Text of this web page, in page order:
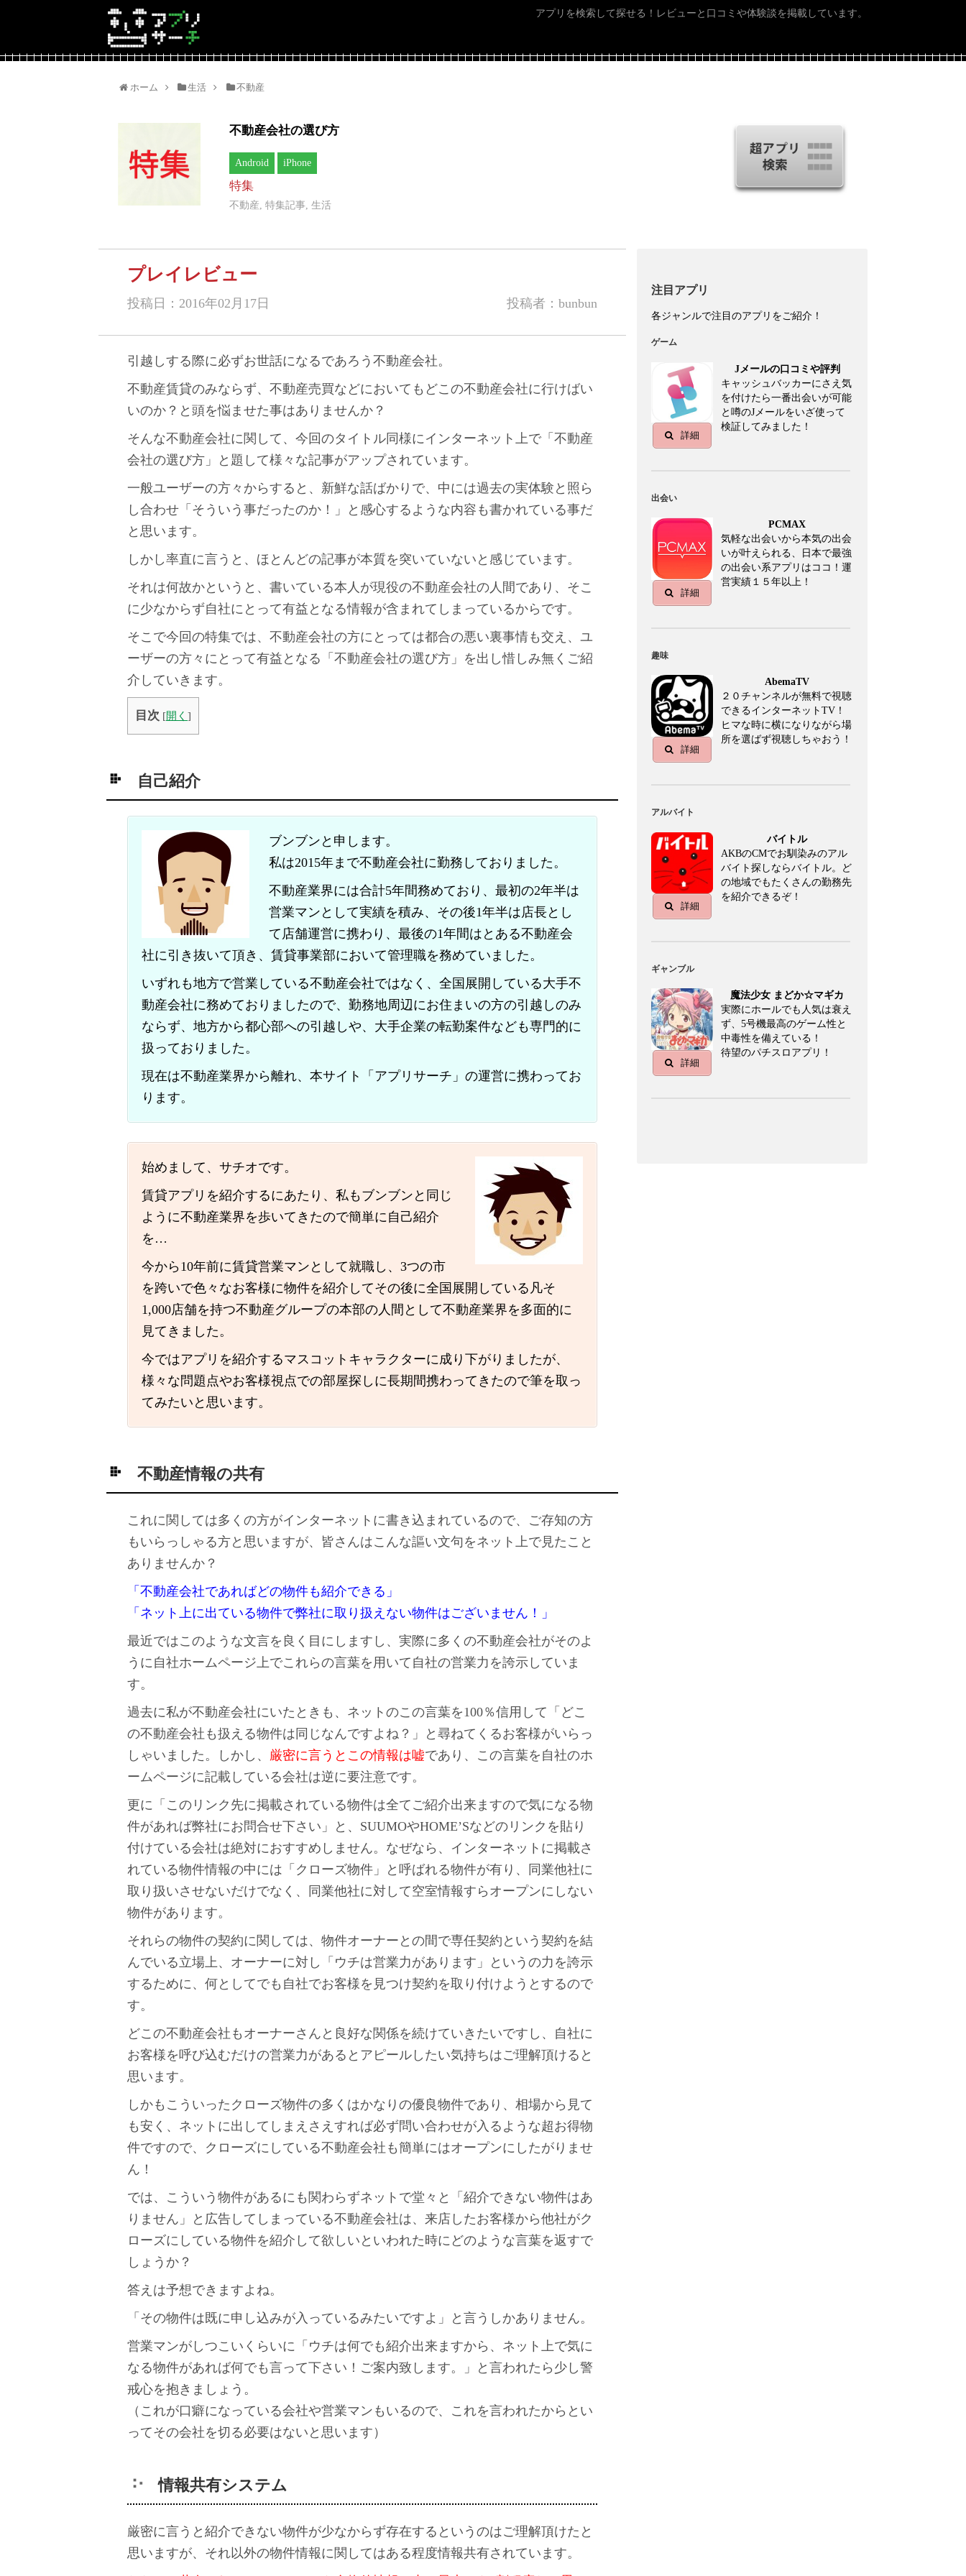
アプリを検索して探せる！レビューと口コミや体験談を掲載しています。
ホーム 生活 不動産
不動産会社の選び方
Android iPhone
特集
不動産, 特集記事, 生活
プレイレビュー
投稿日：2016年02月17日 投稿者：bunbun
引越しする際に必ずお世話になるであろう不動産会社。
不動産賃貸のみならず、不動産売買などにおいてもどこの不動産会社に行けばい
いのか？と頭を悩ませた事はありませんか？
そんな不動産会社に関して、今回のタイトル同様にインターネット上で「不動産
会社の選び方」と題して様々な記事がアップされています。
一般ユーザーの方々からすると、新鮮な話ばかりで、中には過去の実体験と照ら
し合わせ「そういう事だったのか！」と感心するような内容も書かれている事だ
と思います。
しかし率直に言うと、ほとんどの記事が本質を突いていないと感じています。
それは何故かというと、書いている本人が現役の不動産会社の人間であり、そこ
に少なからず自社にとって有益となる情報が含まれてしまっているからです。
そこで今回の特集では、不動産会社の方にとっては都合の悪い裏事情も交え、ユ
ーザーの方々にとって有益となる「不動産会社の選び方」を出し惜しみ無くご紹
介していきます。
目次 [開く ]
自己紹介
ブンブンと申します。
私は2015年まで不動産会社に勤務しておりました。
不動産業界には合計5年間務めており、最初の2年半は
営業マンとして実績を積み、その後1年半は店長とし
て店舗運営に携わり、最後の1年間はとある不動産会
社に引き抜いて頂き、賃貸事業部において管理職を務めていました。
いずれも地方で営業している不動産会社ではなく、全国展開している大手不
動産会社に務めておりましたので、勤務地周辺にお住まいの方の引越しのみ
ならず、地方から都心部への引越しや、大手企業の転勤案件なども専門的に
扱っておりました。
現在は不動産業界から離れ、本サイト「アプリサーチ」の運営に携わってお
ります。
始めまして、サチオです。
賃貸アプリを紹介するにあたり、私もブンブンと同じ
ように不動産業界を歩いてきたので簡単に自己紹介
を…
今から10年前に賃貸営業マンとして就職し、3つの市
を跨いで色々なお客様に物件を紹介してその後に全国展開している凡そ
1,000店舗を持つ不動産グループの本部の人間として不動産業界を多面的に
見てきました。
今ではアプリを紹介するマスコットキャラクターに成り下がりましたが、
様々な問題点やお客様視点での部屋探しに長期間携わってきたので筆を取っ
てみたいと思います。
不動産情報の共有
これに関しては多くの方がインターネットに書き込まれているので、ご存知の方
もいらっしゃる方と思いますが、皆さんはこんな謳い文句をネット上で見たこと
ありませんか？
「不動産会社であればどの物件も紹介できる」
「ネット上に出ている物件で弊社に取り扱えない物件はございません！」
最近ではこのような文言を良く目にしますし、実際に多くの不動産会社がそのよ
うに自社ホームページ上でこれらの言葉を用いて自社の営業力を誇示していま
す。
過去に私が不動産会社にいたときも、ネットのこの言葉を100％信用して「どこ
の不動産会社も扱える物件は同じなんですよね？」と尋ねてくるお客様がいらっ
しゃいました。しかし、 厳密に言うとこの情報は嘘であり、この言葉を自社のホ
ームページに記載している会社は逆に要注意です。
更に「このリンク先に掲載されている物件は全てご紹介出来ますので気になる物
件があれば弊社にお問合せ下さい」と、SUUMOやHOME’Sなどのリンクを貼り
付けている会社は絶対におすすめしません。なぜなら、インターネットに掲載さ
れている物件情報の中には「クローズ物件」と呼ばれる物件が有り、同業他社に
取り扱いさせないだけでなく、同業他社に対して空室情報すらオープンにしない
物件があります。
それらの物件の契約に関しては、物件オーナーとの間で専任契約という契約を結
んでいる立場上、オーナーに対し「ウチは営業力があります」というの力を誇示
するために、何としてでも自社でお客様を見つけ契約を取り付けようとするので
す。
どこの不動産会社もオーナーさんと良好な関係を続けていきたいですし、自社に
お客様を呼び込むだけの営業力があるとアピールしたい気持ちはご理解頂けると
思います。
しかもこういったクローズ物件の多くはかなりの優良物件であり、相場から見て
も安く、ネットに出してしまえさえすれば必ず問い合わせが入るような超お得物
件ですので、クローズにしている不動産会社も簡単にはオープンにしたがりませ
ん！
では、こういう物件があるにも関わらずネットで堂々と「紹介できない物件はあ
りません」と広告してしまっている不動産会社は、来店したお客様から他社がク
ローズにしている物件を紹介して欲しいといわれた時にどのような言葉を返すで
しょうか？
答えは予想できますよね。
「その物件は既に申し込みが入っているみたいですよ」と言うしかありません。
営業マンがしつこいくらいに「ウチは何でも紹介出来ますから、ネット上で気に
なる物件があれば何でも言って下さい！ご案内致します。」と言われたら少し警
戒心を抱きましょう。
（これが口癖になっている会社や営業マンもいるので、これを言われたからとい
ってその会社を切る必要はないと思います）
情報共有システム
厳密に言うと紹介できない物件が少なからず存在するというのはご理解頂けたと
思いますが、それ以外の物件情報に関してはある程度情報共有されています。
注目アプリ
各ジャンルで注目のアプリをご紹介！
ゲーム
詳細
Jメールの口コミや評判
キャッシュバッカーにさえ気
を付けたら一番出会いが可能
と噂のJメールをいざ使って
検証してみました！
出会い
詳細
PCMAX
気軽な出会いから本気の出会
いが叶えられる、日本で最強
の出会い系アプリはココ！運
営実績１５年以上！
趣味
詳細
AbemaTV
２０チャンネルが無料で視聴
できるインターネットTV！
ヒマな時に横になりながら場
所を選ばず視聴しちゃおう！
アルバイト
詳細
バイトル
AKBのCMでお馴染みのアル
バイト探しならバイトル。ど
の地域でもたくさんの勤務先
を紹介できるぞ！
ギャンブル
詳細
魔法少女 まどか☆マギカ
実際にホールでも人気は衰え
ず、5号機最高のゲーム性と
中毒性を備えている！
待望のパチスロアプリ！